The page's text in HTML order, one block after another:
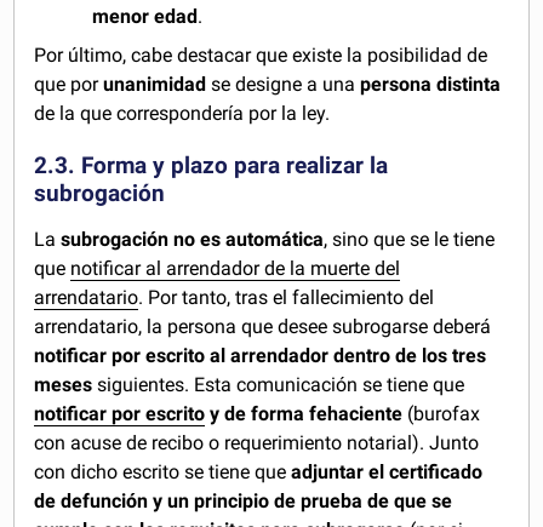
menor edad.
Por último, cabe destacar que existe la posibilidad de
que porunanimidad se designe a unapersona distinta
de la que correspondería por la ley.
2.3. Forma y plazo para realizar la
subrogación
Lasubrogación no es automática, sino que se le tiene
que notificar al arrendador de la muerte del
arrendatario. Por tanto, tras el fallecimiento del
arrendatario, la persona que desee subrogarse deberá
notificar por escrito al arrendador dentro de los tres
meses siguientes. Esta comunicación se tiene que
notificar por escrito y de forma fehaciente (burofax
con acuse de recibo o requerimiento notarial). Junto
con dicho escrito se tiene queadjuntar el certificado
de defunción y un principio de prueba de que se